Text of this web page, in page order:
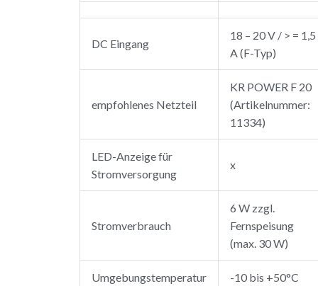
DC Eingang
18 – 20 V / > = 1,5
A (F-Typ)
empfohlenes Netzteil
KR POWER F 20
(Artikelnummer:
11334)
LED-Anzeige für
Stromversorgung
x
Stromverbrauch
6 W zzgl.
Fernspeisung
(max. 30 W)
Umgebungstemperatur -10 bis +50°C